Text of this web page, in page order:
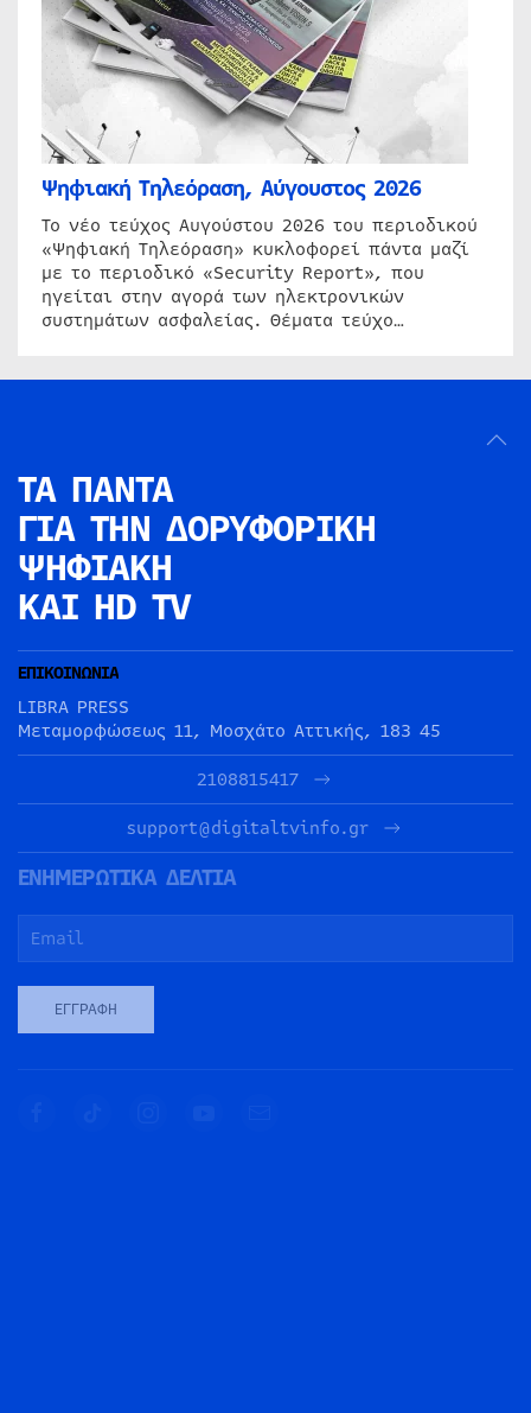
Ψηφιακή Τηλεόραση, Αύγουστος 2026
Το νέο τεύχος Αυγούστου 2026 του περιοδικού
«Ψηφιακή Τηλεόραση» κυκλοφορεί πάντα μαζί
με το περιοδικό «Security Report», που
ηγείται στην αγορά των ηλεκτρονικών
συστημάτων ασφαλείας. Θέματα τεύχο…
ΤΑ ΠΑΝΤΑ
ΓΙΑ ΤΗΝ ΔΟΡΥΦΟΡΙΚΗ
ΨΗΦΙΑΚΗ
ΚΑΙ HD TV
ΕΠΙΚΟΙΝΩΝΙΑ
LIBRA PRESS
Μεταμορφώσεως 11, Μοσχάτο Αττικής, 183 45
2108815417
support@digitaltvinfo.gr
ΕΝΗΜΕΡΩΤΙΚΑ ΔΕΛΤΙΑ
ΕΓΓΡΑΦΉ